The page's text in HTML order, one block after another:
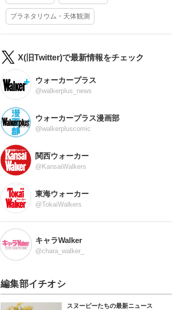
プラネタリウム・天体観測
X(旧Twitter)で最新情報をチェック
ウォーカープラス
@walkerplus_news
ウォーカープラス漫画部
@walkerpluscomic
関西ウォーカー
@KansaiWalkers
東海ウォーカー
@TokaiWalkers
キャラWalker
@chara_walker_
編集部イチオシ
スヌーピーたちの最新ニュース